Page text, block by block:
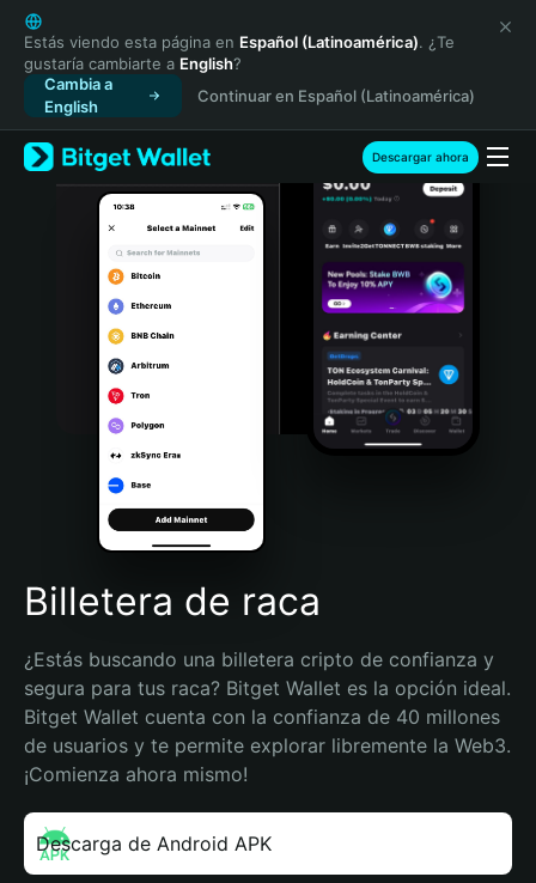
English
日本語
Tiếng Việt
Русский
Español (Latinoamérica)
Türkçe
Italiano
Português (Portugal)
Bahasa Indonesia
Português (Brasil)
Español (Argentina)
Estás viendo esta página en Español (Latinoamérica). ¿Te
gustaría cambiarte a English?
Cambia a
English
Continuar en Español (Latinoamérica)
Descargar ahora
Billetera de raca
¿Estás buscando una billetera cripto de confianza y
segura para tus raca? Bitget Wallet es la opción ideal.
Bitget Wallet cuenta con la confianza de 40 millones
de usuarios y te permite explorar libremente la Web3.
¡Comienza ahora mismo!
Descarga de Android APK